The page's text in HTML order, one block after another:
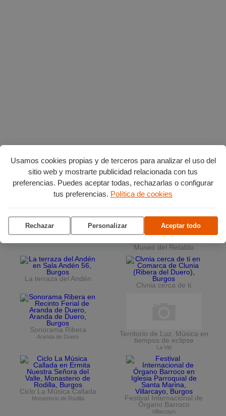
Usamos cookies propias y de terceros para analizar el uso del
sitio web y mostrarte publicidad relacionada con tus
preferencias. Puedes aceptar todas, rechazarlas o configurar
tus preferencias. Política de cookies
Rechazar Personalizar Aceptar todo
Planes en agostopor Burgos
Vuelta Ciclista a Burgos
Museo del Retablo
La terraza del Andén
Clvnia cerca de ti
Sonorama Ribera
Aranda de Duero
Territorio de Luz. Música en
tiempos de eclipse
La Vid
Ciclo La Música Callada
Monasterio de Rodilla
Festival Internacional de
Órgano Barroco
Villarcayo